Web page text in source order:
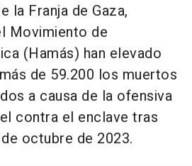
la Franja de Gaza,
Movimiento de
(Hamás) han elevado
de 59.200 los muertos
a causa de la ofensiva
contra el enclave tras
octubre de 2023.